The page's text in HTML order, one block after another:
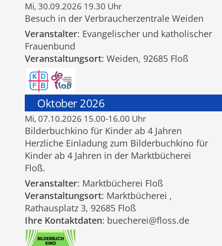
Mi, 30.09.2026 19.30 Uhr
Besuch in der Verbraucherzentrale Weiden
Veranstalter: Evangelischer und katholischer
Frauenbund
Veranstaltungsort: Weiden, 92685 Floß
Oktober 2026
Mi, 07.10.2026 15.00-16.00 Uhr
Bilderbuchkino für Kinder ab 4 Jahren
Herzliche Einladung zum Bilderbuchkino für
Kinder ab 4 Jahren in der Marktbücherei
Floß.
Veranstalter: Marktbücherei Floß
Veranstaltungsort: Marktbücherei ,
Rathausplatz 3, 92685 Floß
Ihre Kontaktdaten: buecherei@floss.de